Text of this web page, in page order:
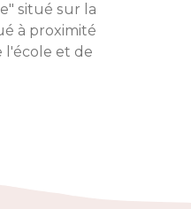
situé sur la
à proximité
l'école et de